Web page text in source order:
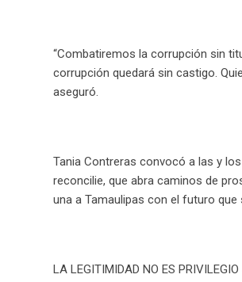
“Combatiremos la corrupción sin
corrupción quedará sin castigo.
aseguró.
Tania Contreras convocó a las y
reconcilie, que abra caminos de
una a Tamaulipas con el futuro que
LA LEGITIMIDAD NO ES